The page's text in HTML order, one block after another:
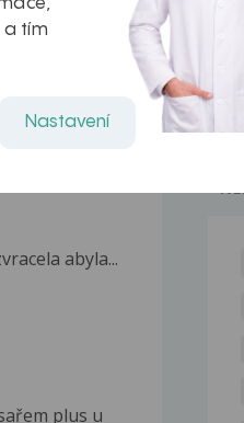
abyla...
plus u
a tím
Nastavení